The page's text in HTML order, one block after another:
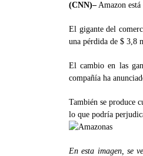
(CNN)– Amazon
El gigante del
una pérdida de $ 3,8
El cambio en las
compañía ha
También se produce
lo que podría
En esta imagen, se